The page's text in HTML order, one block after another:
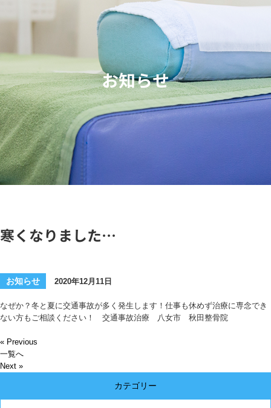
お知らせ
寒くなりました…
お知らせ 2020年12月11日
なぜか？冬と夏に交通事故が多く発生します！仕事も休めず治療に専念でき
ない方もご相談ください！ 交通事故治療 八女市 秋田整骨院
« Previous
一覧へ
Next »
カテゴリー